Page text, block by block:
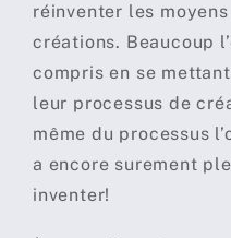
réinventer les
créations. Beaucoup
compris en se
leur processus de
même du processus
a encore surement
inventer!